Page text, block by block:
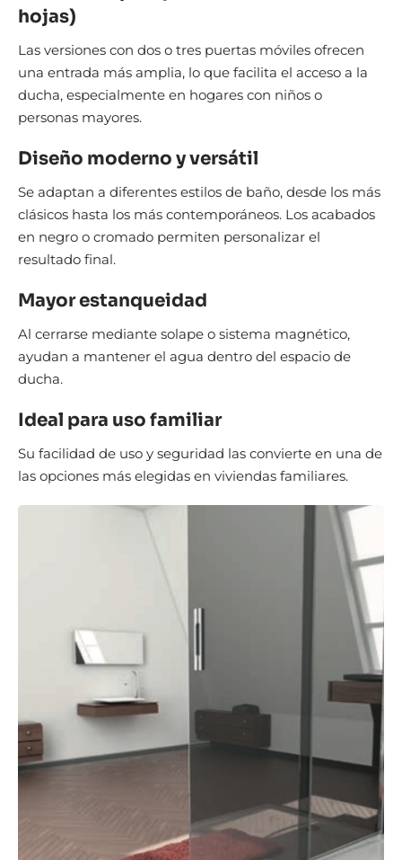
hojas)
Las versiones con dos o tres puertas móviles ofrecen
una entrada más amplia, lo que facilita el acceso a la
ducha, especialmente en hogares con niños o
personas mayores.
Diseño moderno y versátil
Se adaptan a diferentes estilos de baño, desde los más
clásicos hasta los más contemporáneos. Los acabados
en negro o cromado permiten personalizar el
resultado final.
Mayor estanqueidad
Al cerrarse mediante solape o sistema magnético,
ayudan a mantener el agua dentro del espacio de
ducha.
Ideal para uso familiar
Su facilidad de uso y seguridad las convierte en una de
las opciones más elegidas en viviendas familiares.